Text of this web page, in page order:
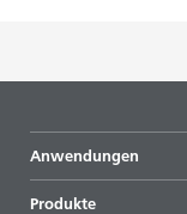
Anwendungen
Produkte